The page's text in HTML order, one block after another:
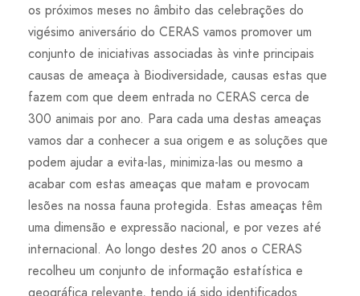
os próximos meses no âmbito das celebrações do
vigésimo aniversário do CERAS vamos promover um
conjunto de iniciativas associadas às vinte principais
causas de ameaça à Biodiversidade, causas estas que
fazem com que deem entrada no CERAS cerca de
300 animais por ano. Para cada uma destas ameaças
vamos dar a conhecer a sua origem e as soluções que
podem ajudar a evita-las, minimiza-las ou mesmo a
acabar com estas ameaças que matam e provocam
lesões na nossa fauna protegida. Estas ameaças têm
uma dimensão e expressão nacional, e por vezes até
internacional. Ao longo destes 20 anos o CERAS
recolheu um conjunto de informação estatística e